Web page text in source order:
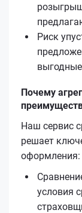
Риск
Почему
Наш сервис
решает
оформления:
условия